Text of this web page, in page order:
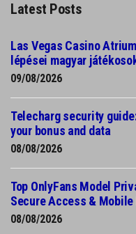
Latest Posts
Las Vegas Casino
lépései magyar
09/08/2026
Telecharg security
your bonus and data
08/08/2026
Top OnlyFans Model
Secure Access & Mobile
08/08/2026